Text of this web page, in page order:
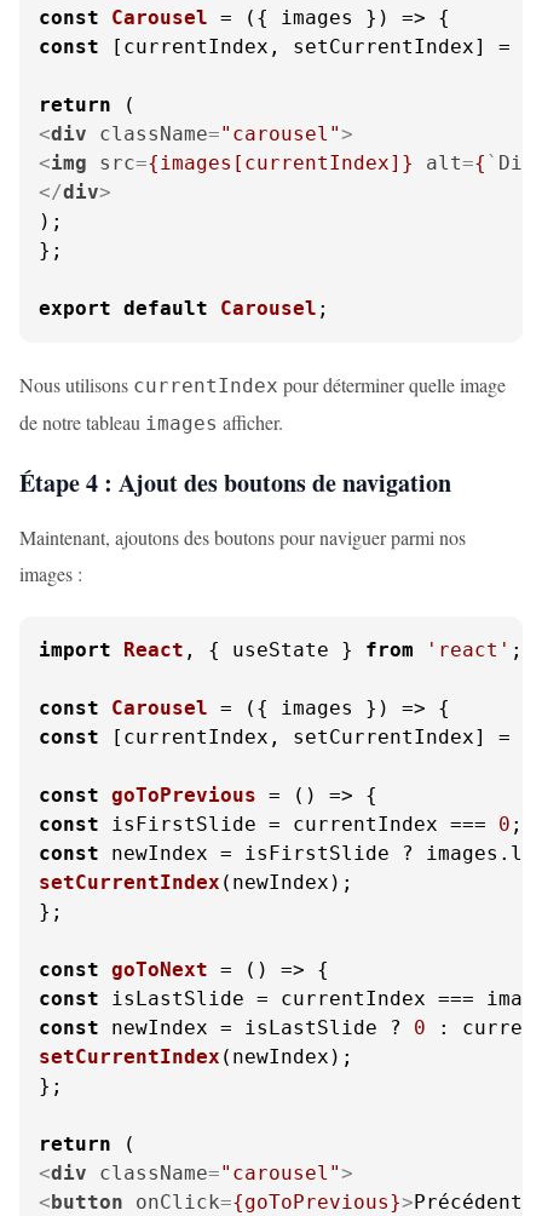
const Carousel = ( { images }
const [currentIndex, setCurrentIndex] =
return
<div className="carousel">
<img src={images[currentIndex]} alt={ `
</div>
);
};
export default Carousel ;
Nous utilisons currentIndex pour déterminer quelle image
de notre tableau images afficher.
Étape 4 : Ajout des boutons de navigation
Maintenant, ajoutons des boutons pour naviguer parmi nos
images :
import React , { useState } from 'react' ;
const Carousel = ( { images }
const [currentIndex, setCurrentIndex] =
const goToPrevious = (
const isFirstSlide = currentIndex === 0
const newIndex = isFirstSlide ? images.
setCurrentIndex (newIndex);
};
const goToNext = (
const isLastSlide = currentIndex ===
const newIndex = isLastSlide ? 0 :
setCurrentIndex (newIndex);
};
return
<div className="carousel">
<button onClick={goToPrevious}>Précédent